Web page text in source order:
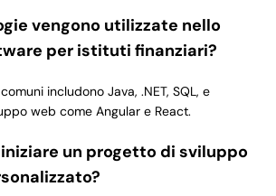
vengono utilizzate nello
per istituti finanziari?
includono Java, .NET, SQL, e
web come Angular e React.
un progetto di sviluppo